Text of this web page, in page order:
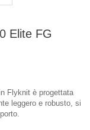
Elite FG
Flyknit è progettata
leggero e robusto, si